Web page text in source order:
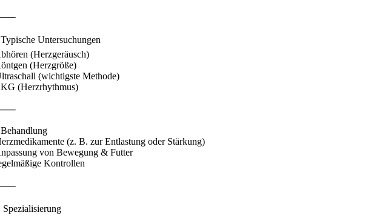
Untersuchungen
(Herzgeräusch)
(Herzgröße)
(wichtigste Methode)
(Herzrhythmus)
(z. B. zur Entlastung oder Stärkung)
von Bewegung & Futter
Kontrollen
Spezialisierung